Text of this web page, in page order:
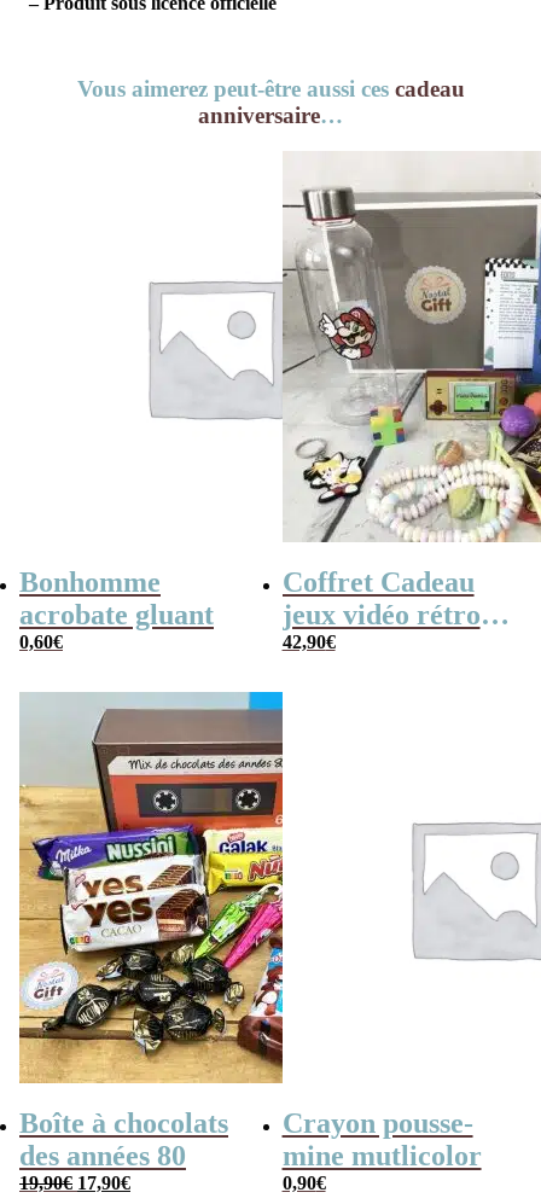
Vous aimerez peut-être aussi ces cadeau
anniversaire…
Bonhomme
acrobate gluant
0,60€
Coffret Cadeau
jeux vidéo rétro
(avec sa console de
42,90€
Boîte à chocolats
des années 80
19,90€ Le
prix
17,90€Le
prix
Crayon pousse-
mine mutlicolor
0,90€